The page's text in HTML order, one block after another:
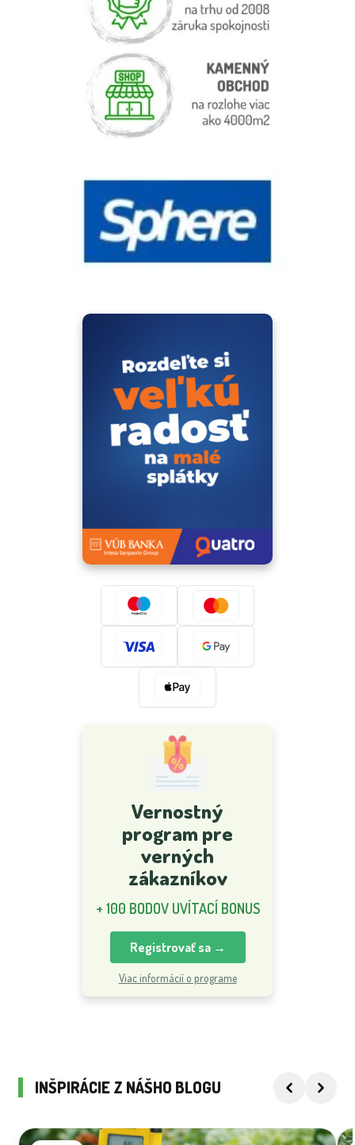
Vernostný
program pre
verných
zákazníkov
+ 100 BODOV UVÍTACÍ BONUS
Registrovať sa →
Viac informácií o programe
INŠPIRÁCIE Z NÁŠHO BLOGU